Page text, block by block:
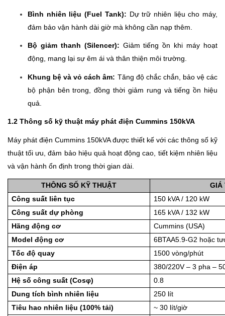
Bình nhiên liệu (Fuel Tank): Dự trữ nhiên liệu cho máy,
đảm bảo vận hành dài giờ mà không cần nạp thêm.
Bộ giảm thanh (Silencer): Giảm tiếng ồn khi máy hoạt
động, mang lại sự êm ái và thân thiện môi trường.
Khung bệ và vỏ cách âm: Tăng độ chắc chắn, bảo vệ các
bộ phận bên trong, đồng thời giảm rung và tiếng ồn hiệu
quả.
1.2 Thông số kỹ thuật máy phát điện Cummins 150kVA
Máy phát điện Cummins 150kVA được thiết kế với các thông số kỹ
thuật tối ưu, đảm bảo hiệu quả hoạt động cao, tiết kiệm nhiên liệu
và vận hành ổn định trong thời gian dài.
THÔNG SỐ KỸ THUẬT
GIÁ
Công suất liên tục
150 kVA / 120 kW
Công suất dự phòng
165 kVA / 132 kW
Hãng động cơ
Cummins (USA)
Model động cơ
6BTAA5.9-G2 hoặc
Tốc độ quay
1500 vòng/phút
Điện áp
380/220V – 3 pha –
Hệ số công suất (Cosφ)
0.8
Dung tích bình nhiên liệu
250 lít
Tiêu hao nhiên liệu (100% tải)
~ 30 lít/giờ